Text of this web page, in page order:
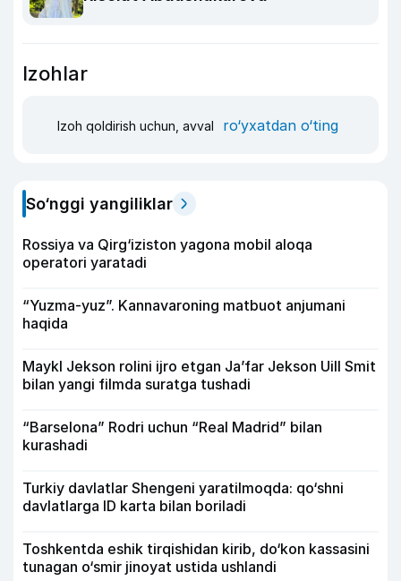
Izohlar
Izoh qoldirish uchun, avval ro‘yxatdan o‘ting
So‘nggi yangiliklar
Rossiya va Qirg‘iziston yagona mobil aloqa
operatori yaratadi
“Yuzma-yuz”. Kannavaroning matbuot anjumani
haqida
Maykl Jekson rolini ijro etgan Ja’far Jekson Uill Smit
bilan yangi filmda suratga tushadi
“Barselona” Rodri uchun “Real Madrid” bilan
kurashadi
Turkiy davlatlar Shengeni yaratilmoqda: qo‘shni
davlatlarga ID karta bilan boriladi
Toshkentda eshik tirqishidan kirib, do‘kon kassasini
tunagan o‘smir jinoyat ustida ushlandi